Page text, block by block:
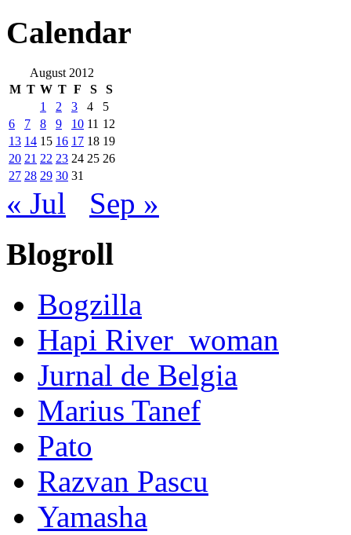
Calendar
August 2012
M T W T F S
S
1
2 3 4
5
6
7 8 9 10 11 12
13 14 15 16 17 18 19
20 21 22 23 24 25 26
27 28 29 30 31
« Jul Sep »
Blogroll
Bogzilla
Hapi River_woman
Jurnal de Belgia
Marius Tanef
Pato
Razvan Pascu
Yamasha